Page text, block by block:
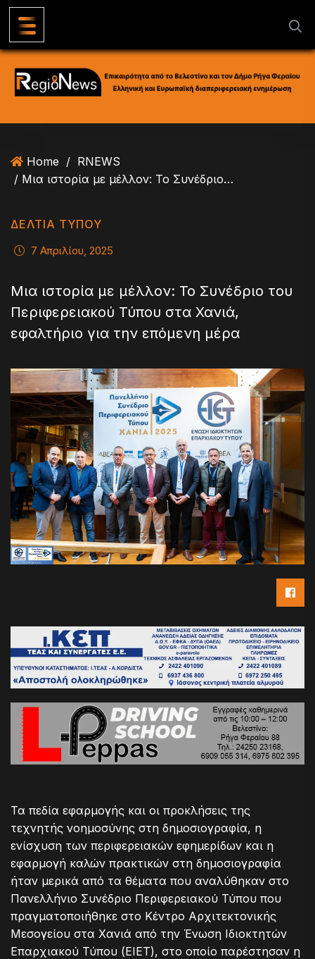
Home / RNEWS
/ Μια ιστορία με μέλλον: Το Συνέδριο του Περιφερειακού Τύπου στα Χανιά, εφαλτήριο για την επόμενη μέρα
ΔΕΛΤΙΑ ΤΥΠΟΥ
7 Απριλίου, 2025
Μια ιστορία με μέλλον: Το Συνέδριο του
Περιφερειακού Τύπου στα Χανιά,
εφαλτήριο για την επόμενη μέρα
Τα πεδία εφαρμογής και οι προκλήσεις της
τεχνητής νοημοσύνης στη δημοσιογραφία, η
ενίσχυση των περιφερειακών εφημερίδων και η
εφαρμογή καλών πρακτικών στη δημοσιογραφία
ήταν μερικά από τα θέματα που αναλύθηκαν στο
Πανελλήνιο Συνέδριο Περιφερειακού Τύπου που
πραγματοποιήθηκε στο Κέντρο Αρχιτεκτονικής
Μεσογείου στα Χανιά από την Ένωση Ιδιοκτητών
Επαρχιακού Τύπου (ΕΙΕΤ), στο οποίο παρέστησαν η